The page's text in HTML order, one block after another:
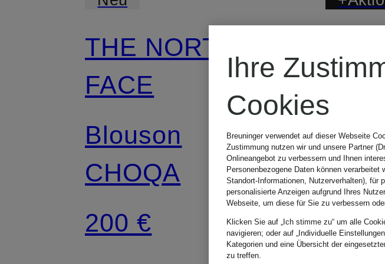
THE NORTH
FACE
Blouson
CHOQA
200 €
Ihre
Cookies
Breuninger verwendet auf dieser Webseite
Zustimmung nutzen wir und unsere Partner
Onlineangebot zu verbessern und Ihnen
Personenbezogene Daten können
Standort-Informationen, Nutzerverhalten), für
personalisierte Anzeigen aufgrund Ihres
Webseite, um diese für Sie zu verbessern
Klicken Sie auf „Ich stimme zu“ um alle
navigieren; oder auf „Individuelle
Kategorien und eine Übersicht der
zu treffen.